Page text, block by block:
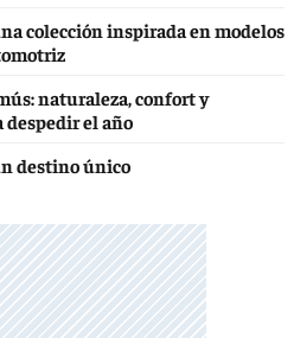
colección inspirada en modelos
naturaleza, confort y
despedir el año
destino único